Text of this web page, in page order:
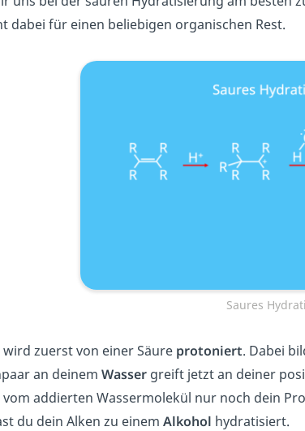
dabei für einen beliebigen organischen Rest.
Saures
wird zuerst von einer Säure protoniert. Dabei
an deinem Wasser greift jetzt an deiner
vom addierten Wassermolekül nur noch dein
du dein Alken zu einem Alkohol hydratisiert.